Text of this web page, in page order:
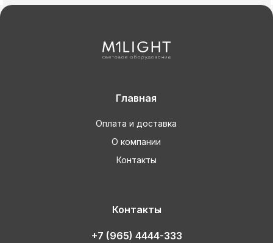
Контакты
+7 (965) 4444-333
Главная
Оплата и доставка
О компании
Контакты